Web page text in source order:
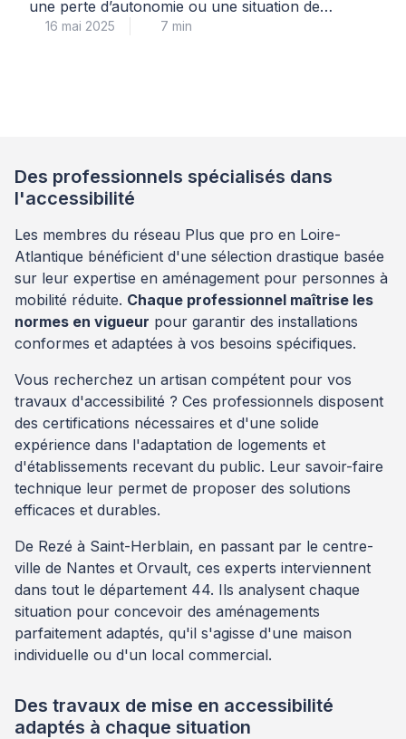
une perte d’autonomie ou une situation de
handicap ? MaPrimeAdapt’ est une aide financière
16 mai 2025 7 min
Des professionnels spécialisés dans
l'accessibilité
Les membres du réseau Plus que pro en Loire-
Atlantique bénéficient d'une sélection drastique basée
sur leur expertise en aménagement pour personnes à
mobilité réduite. Chaque professionnel maîtrise les
normes en vigueur pour garantir des installations
conformes et adaptées à vos besoins spécifiques.
Vous recherchez un artisan compétent pour vos
travaux d'accessibilité ? Ces professionnels disposent
des certifications nécessaires et d'une solide
expérience dans l'adaptation de logements et
d'établissements recevant du public. Leur savoir-faire
technique leur permet de proposer des solutions
efficaces et durables.
De Rezé à Saint-Herblain, en passant par le centre-
ville de Nantes et Orvault, ces experts interviennent
dans tout le département 44. Ils analysent chaque
situation pour concevoir des aménagements
parfaitement adaptés, qu'il s'agisse d'une maison
individuelle ou d'un local commercial.
Des travaux de mise en accessibilité
adaptés à chaque situation